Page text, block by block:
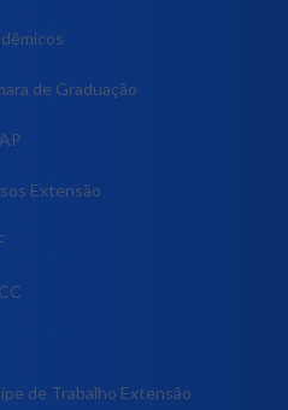
de Graduação
Extensão
de Trabalho Extensão